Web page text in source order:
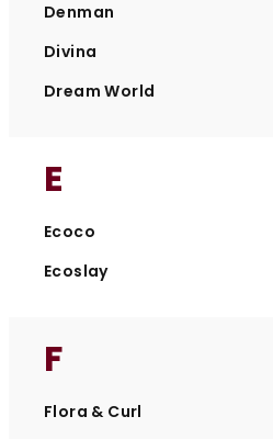
Denman
Divina
Dream World
E
Ecoco
Ecoslay
F
Flora & Curl